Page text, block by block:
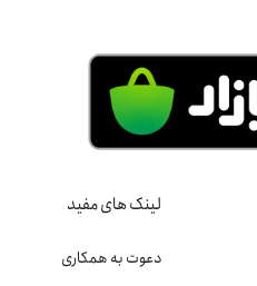
لینک های مفید
دعوت به همکاری